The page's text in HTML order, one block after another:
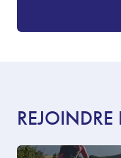
REJOINDRE